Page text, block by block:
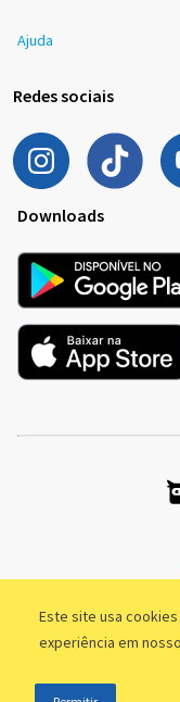
Este site usa
experiência em
Ajuda
Redes sociais
Downloads
©2011 - 2026,